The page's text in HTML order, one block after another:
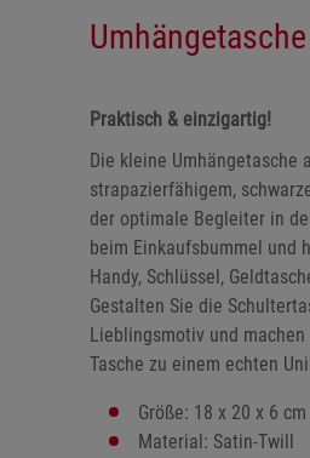
Umhängetasche
Praktisch & einzigartig!
Die kleine Umhängetasche
strapazierfähigem,
der optimale Begleiter in
beim Einkaufsbummel und
Handy, Schlüssel,
Gestalten Sie die
Lieblingsmotiv und
Tasche zu einem echten
Größe: 18 x 20 x 6 cm
Material: Satin-Twill